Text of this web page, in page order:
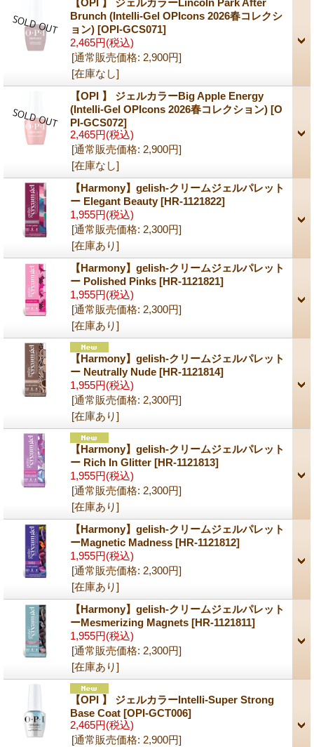
Brunch (Intelli-Gel OPIcons 2026春コレクシ
ョン) [OPI-GCS071]
2,465円(税込)
[通常販売価格: 2,900円]
[在庫なし]
【OPI 】 ジェルカラーBig Apple Energy
(Intelli-Gel OPIcons 2026春コレクション) [O
PI-GCS072]
2,465円(税込)
[通常販売価格: 2,900円]
[在庫なし]
【Harmony】gelish-クリームジェルパレット
ー Elegant Beauty[HR-1121822]
1,955円(税込)
[通常販売価格: 2,300円]
[在庫あり]
【Harmony】gelish-クリームジェルパレット
ー Polished Pinks [HR-1121821]
1,955円(税込)
[通常販売価格: 2,300円]
[在庫あり]
【Harmony】gelish-クリームジェルパレット
ー Neutrally Nude [HR-1121814]
1,955円(税込)
[通常販売価格: 2,300円]
[在庫あり]
【Harmony】gelish-クリームジェルパレット
ー Rich In Glitter [HR-1121813]
1,955円(税込)
[通常販売価格: 2,300円]
[在庫あり]
【Harmony】gelish-クリームジェルパレット
ーMagnetic Madness [HR-1121812]
1,955円(税込)
[通常販売価格: 2,300円]
[在庫あり]
【Harmony】gelish-クリームジェルパレット
ーMesmerizing Magnets [HR-1121811]
1,955円(税込)
[通常販売価格: 2,300円]
[在庫あり]
【OPI 】 ジェルカラーIntelli-Super Strong
Base Coat [OPI-GCT006]
2,465円(税込)
[通常販売価格: 2,900円]